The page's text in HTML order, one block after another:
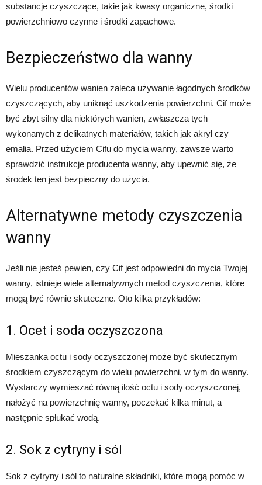
substancje czyszczące, takie jak kwasy organiczne, środki
powierzchniowo czynne i środki zapachowe.
Bezpieczeństwo dla wanny
Wielu producentów wanien zaleca używanie łagodnych środków
czyszczących, aby uniknąć uszkodzenia powierzchni. Cif może
być zbyt silny dla niektórych wanien, zwłaszcza tych
wykonanych z delikatnych materiałów, takich jak akryl czy
emalia. Przed użyciem Cifu do mycia wanny, zawsze warto
sprawdzić instrukcje producenta wanny, aby upewnić się, że
środek ten jest bezpieczny do użycia.
Alternatywne metody czyszczenia
wanny
Jeśli nie jesteś pewien, czy Cif jest odpowiedni do mycia Twojej
wanny, istnieje wiele alternatywnych metod czyszczenia, które
mogą być równie skuteczne. Oto kilka przykładów:
1. Ocet i soda oczyszczona
Mieszanka octu i sody oczyszczonej może być skutecznym
środkiem czyszczącym do wielu powierzchni, w tym do wanny.
Wystarczy wymieszać równą ilość octu i sody oczyszczonej,
nałożyć na powierzchnię wanny, poczekać kilka minut, a
następnie spłukać wodą.
2. Sok z cytryny i sól
Sok z cytryny i sól to naturalne składniki, które mogą pomóc w